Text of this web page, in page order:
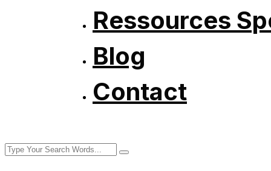
Ressources
Blog
Contact